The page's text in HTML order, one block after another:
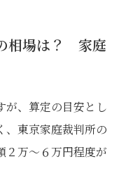
相場は？ 家庭
が、算定の目安とし
、東京家庭裁判所の
２万～６万円程度が